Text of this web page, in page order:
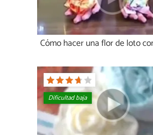
Cómo hacer una flor de loto
Dificultad baja